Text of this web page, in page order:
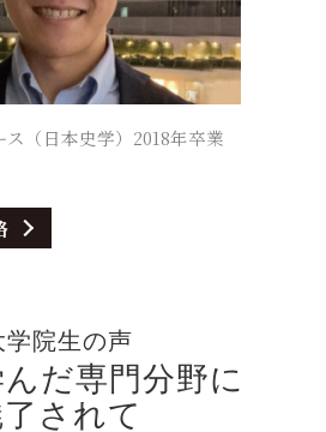
（日本史学） 2018年卒業
学院生の声
だ専門分野に
されて